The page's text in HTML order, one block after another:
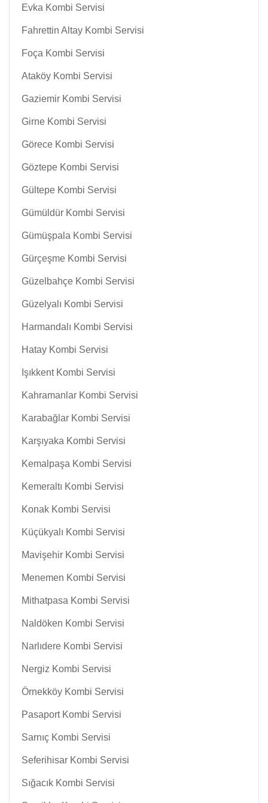
Evka Kombi Servisi
Fahrettin Altay Kombi Servisi
Foça Kombi Servisi
Ataköy Kombi Servisi
Gaziemir Kombi Servisi
Girne Kombi Servisi
Görece Kombi Servisi
Göztepe Kombi Servisi
Gültepe Kombi Servisi
Gümüldür Kombi Servisi
Gümüşpala Kombi Servisi
Gürçeşme Kombi Servisi
Güzelbahçe Kombi Servisi
Güzelyalı Kombi Servisi
Harmandalı Kombi Servisi
Hatay Kombi Servisi
Işıkkent Kombi Servisi
Kahramanlar Kombi Servisi
Karabağlar Kombi Servisi
Karşıyaka Kombi Servisi
Kemalpaşa Kombi Servisi
Kemeraltı Kombi Servisi
Konak Kombi Servisi
Küçükyalı Kombi Servisi
Mavişehir Kombi Servisi
Menemen Kombi Servisi
Mithatpasa Kombi Servisi
Naldöken Kombi Servisi
Narlıdere Kombi Servisi
Nergiz Kombi Servisi
Örnekköy Kombi Servisi
Pasaport Kombi Servisi
Sarnıç Kombi Servisi
Seferihisar Kombi Servisi
Sığacık Kombi Servisi